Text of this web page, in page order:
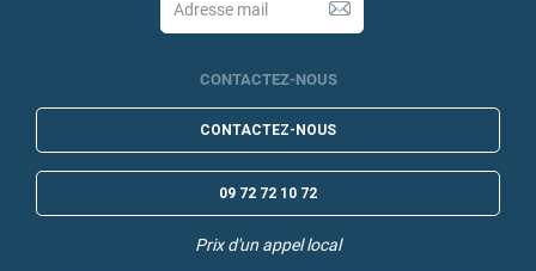
CONTACTEZ-NOUS
CONTACTEZ-NOUS
09 72 72 10 72
Prix d'un appel local